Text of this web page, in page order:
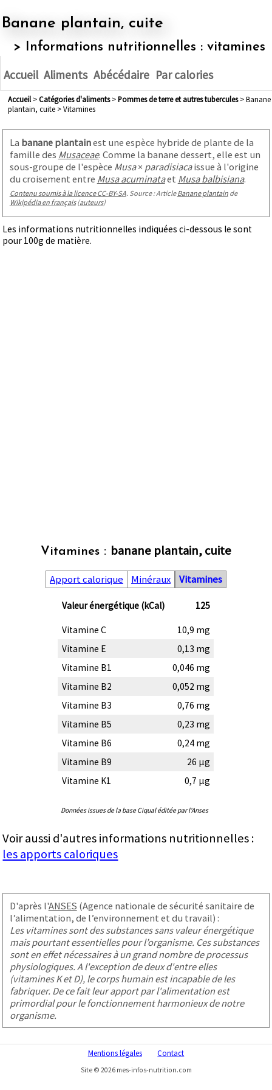
Banane plantain, cuite
> Informations nutritionnelles : vitamines
Accueil Aliments Abécédaire Par calories
Accueil> Catégories d'aliments> pommes de terre et autres tubercules> Banane
plantain, cuite > Vitamines
La banane plantainest une espèce hybride de plante de la
famille des Musaceae. Comme la banane dessert, elle est un
sous-groupe de l'espèce Musa× paradisiacaissue à l'origine
du croisement entre Musa acuminataet Musa balbisiana.
Contenu soumis à la licence CC-BY-SA. Source : ArticleBanane plantainde
Wikipédia en français(auteurs)
Les informations nutritionnelles indiquées ci-dessous le sont
pour 100g de matière.
Vitamines : banane plantain, cuite
Apport calorique Minéraux Vitamines
Valeur énergétique (kCal) 125
Vitamine C
10,9 mg
Vitamine E
0,13 mg
Vitamine B1
0,046 mg
Vitamine B2
0,052 mg
Vitamine B3
0,76 mg
Vitamine B5
0,23 mg
Vitamine B6
0,24 mg
Vitamine B9
26 µg
Vitamine K1
0,7 µg
Données issues de la base Ciqual éditée par l'Anses
Voir aussi d'autres informations nutritionnelles :
les apports caloriques
D'après l'ANSES (Agence nationale de sécurité sanitaire de
l’alimentation, de l’environnement et du travail) :
Les vitamines sont des substances sans valeur énergétique
mais pourtant essentielles pour l’organisme. Ces substances
sont en effet nécessaires à un grand nombre de processus
physiologiques. A l'exception de deux d'entre elles
(vitamines K et D), le corps humain est incapable de les
fabriquer. De ce fait leur apport par l'alimentation est
primordial pour le fonctionnement harmonieux de notre
organisme.
Mentions légales Contact
Site © 2026 mes-infos-nutrition.com